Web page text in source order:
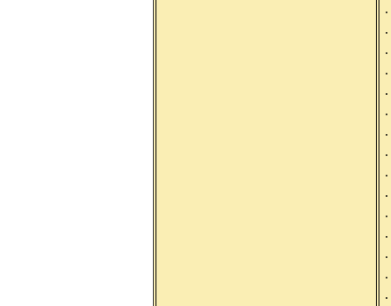
.
.
.
.
.
.
.
.
.
.
.
.
.
.
.